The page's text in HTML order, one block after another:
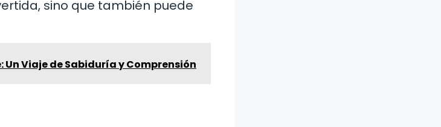
sino que también puede
Un Viaje de Sabiduría y Comprensión